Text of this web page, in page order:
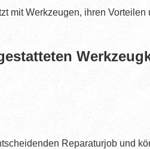
mit Werkzeugen, ihren
Reparaturjob und